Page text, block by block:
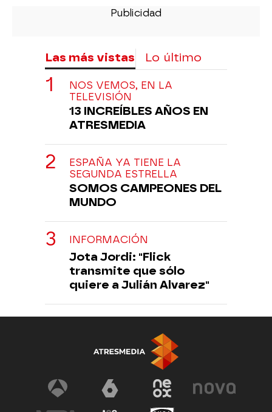
Las más vistas Lo último
NOS VEMOS, EN LA
TELEVISIÓN
13 INCREÍBLES AÑOS EN
ATRESMEDIA
ESPAÑA YA TIENE LA
SEGUNDA ESTRELLA
SOMOS CAMPEONES DEL
MUNDO
INFORMACIÓN
Jota Jordi: "Flick
transmite que sólo
quiere a Julián Alvarez"